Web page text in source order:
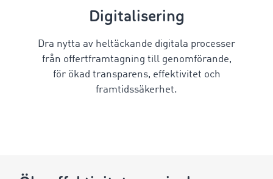
Digitalisering
Dra nytta av heltäckande digitala processer
från offertframtagning till genomförande,
för ökad transparens, effektivitet och
framtidssäkerhet.